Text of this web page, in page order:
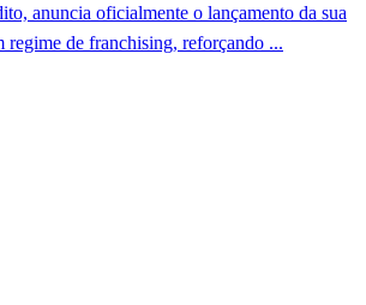
anuncia oficialmente o lançamento da sua
regime de franchising, reforçando ...